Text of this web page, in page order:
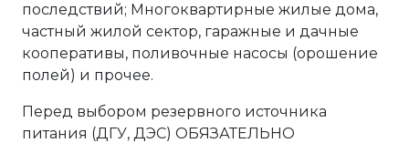
последствий; Многоквартирные жилые дома,
частный жилой сектор, гаражные и дачные
кооперативы, поливочные насосы (орошение
полей) и прочее.
Перед выбором резервного источника
питания (ДГУ, ДЭС) ОБЯЗАТЕЛЬНО